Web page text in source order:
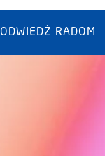
ODWIEDŹ RADOM